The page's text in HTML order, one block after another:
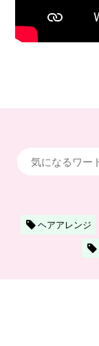
ヘアアレンジ